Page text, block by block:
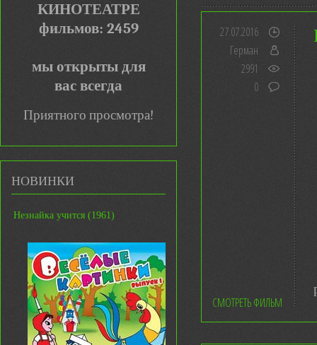
КИНОТЕАТРЕ
фильмов: 2459
мы открыты для
вас всегда
Приятного просмотра!
НОВИНКИ
Незнайка учится (1961)
27.07.2016
Герман
2991
0
СМОТРЕТЬ ФИЛЬМ